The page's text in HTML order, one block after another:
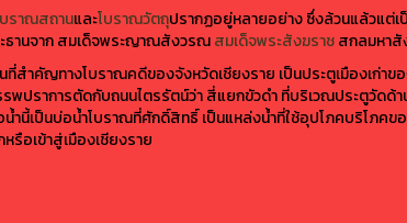
ราณสถานและโบราณวัตถุปรากฏอยู่หลายอย่าง ซึ่งล้วนแล้วแต่
ธานจาก สมเด็จพระญาณสังวรณสมเด็จพระสังฆราชสกลมหา
สำคัญทางโบราณคดีของจังหวัดเชียงราย เป็นประตูเมืองเก่าข
ปราการตัดกับถนนไตรรัตน์ว่า สี่แยกขัวดำ ที่บริเวณประตูวัด
น้ำนี้เป็นบ่อน้ำโบราณที่ศักดิ์สิทธิ์ เป็นแหล่งน้ำที่ใช้อุปโภคบริโภค
รือเข้าสู่เมืองเชียงราย